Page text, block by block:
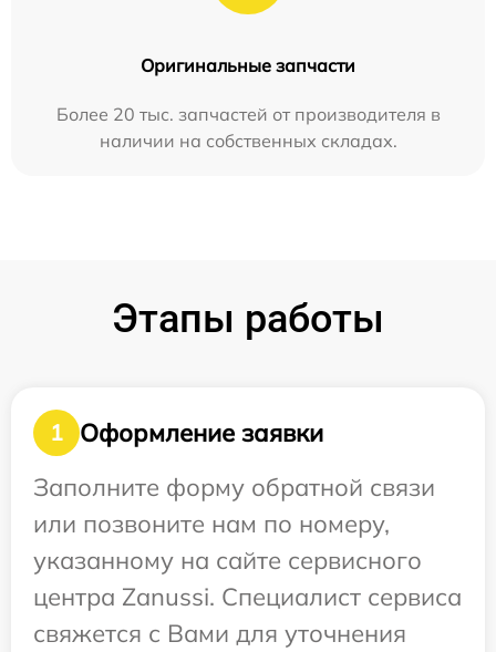
Оригинальные запчасти
Более 20 тыс. запчастей от производителя в
наличии на собственных складах.
Этапы работы
1
Оформление заявки
Заполните форму обратной связи
или позвоните нам по номеру,
указанному на сайте сервисного
центра Zanussi. Специалист сервиса
свяжется с Вами для уточнения